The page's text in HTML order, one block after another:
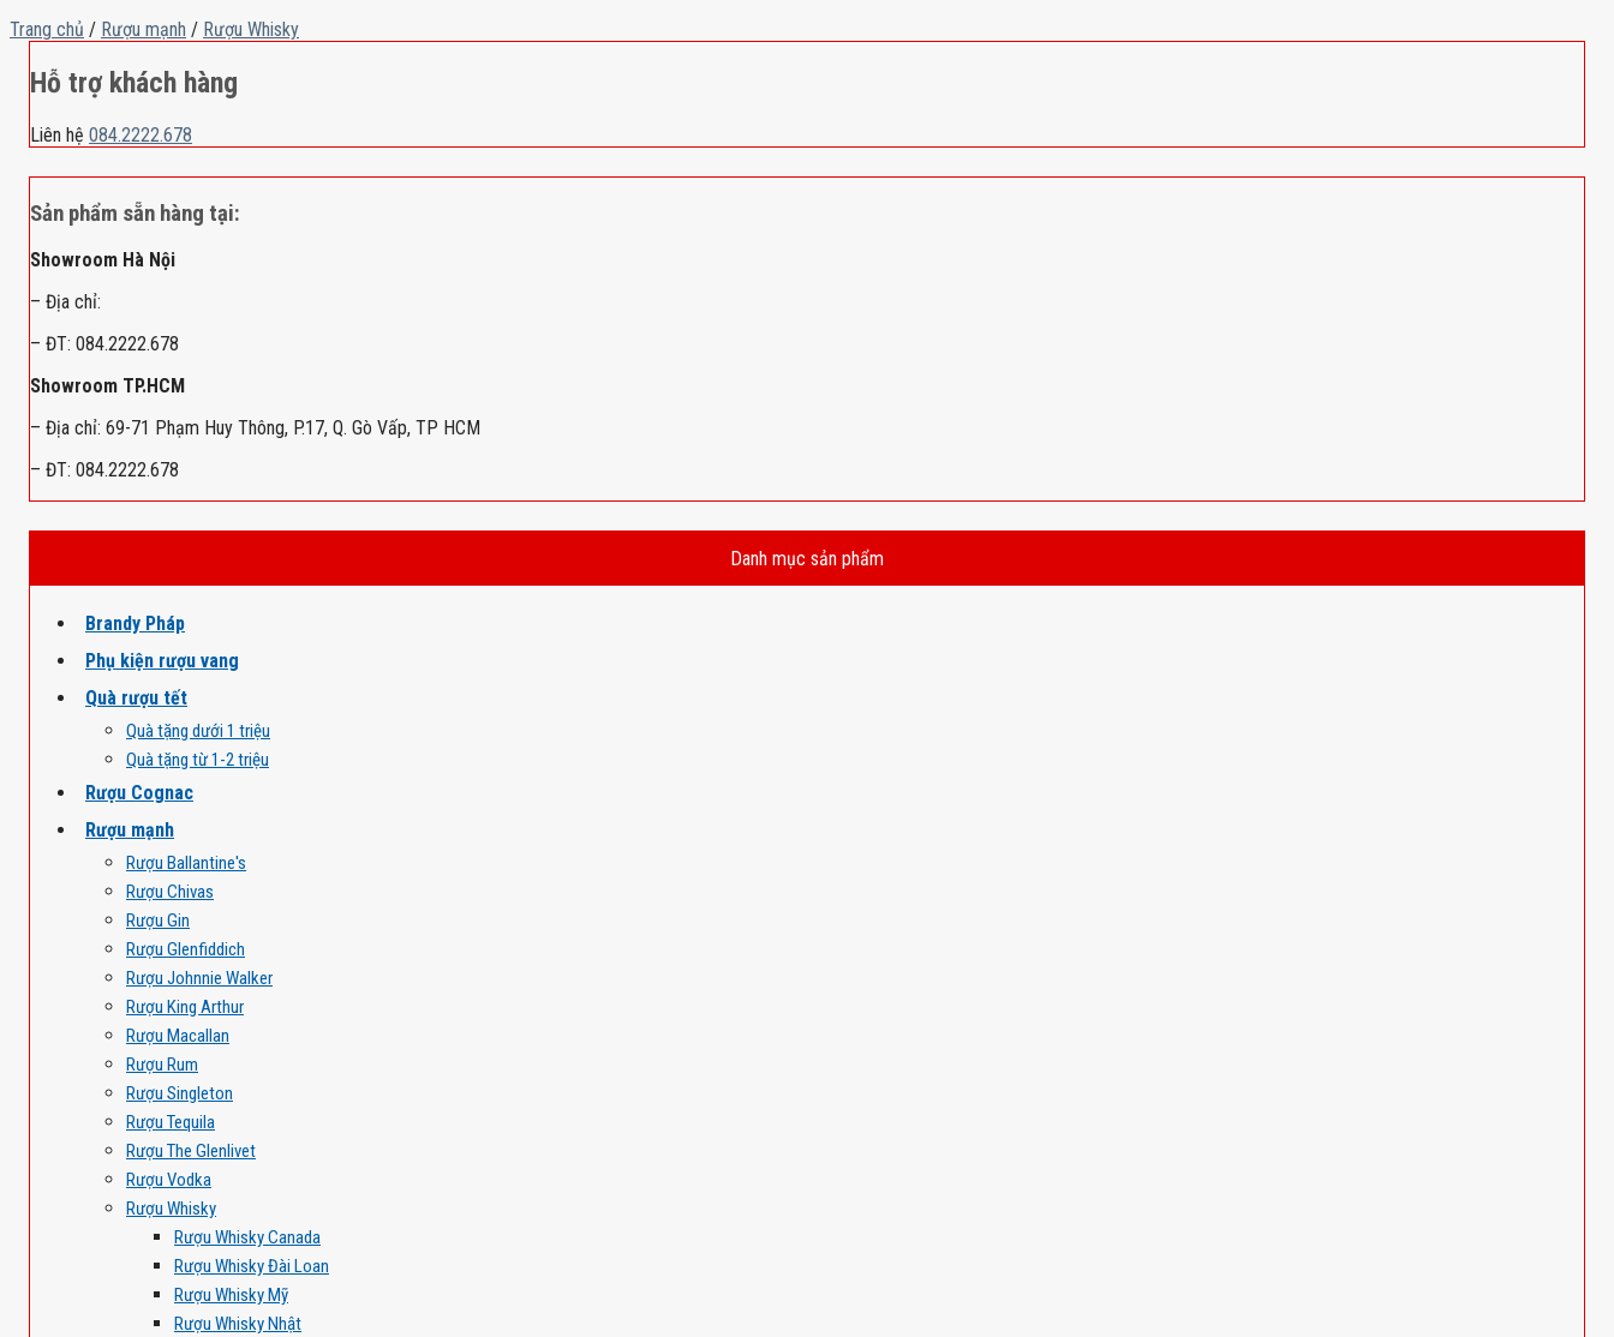
Trang chủ / Rượu mạnh / Rượu Whisky
Hỗ trợ khách hàng
Liên hệ 084.2222.678
Sản phẩm sẵn hàng tại:
Showroom Hà Nội
– Địa chỉ:
– ĐT: 084.2222.678
Showroom TP.HCM
– Địa chỉ: 69-71 Phạm Huy Thông, P.17, Q. Gò Vấp, TP HCM
– ĐT: 084.2222.678
Danh mục sản phẩm
Brandy Pháp
Phụ kiện rượu vang
Quà rượu tết
Quà tặng dưới 1 triệu
Quà tặng từ 1-2 triệu
Rượu Cognac
Rượu mạnh
Rượu Ballantine's
Rượu Chivas
Rượu Gin
Rượu Glenfiddich
Rượu Johnnie Walker
Rượu King Arthur
Rượu Macallan
Rượu Rum
Rượu Singleton
Rượu Tequila
Rượu The Glenlivet
Rượu Vodka
Rượu Whisky
Rượu Whisky Canada
Rượu Whisky Đài Loan
Rượu Whisky Mỹ
Rượu Whisky Nhật